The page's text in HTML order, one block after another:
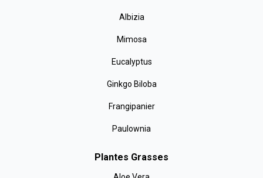
Albizia
Mimosa
Eucalyptus
Ginkgo Biloba
Frangipanier
Paulownia
Plantes Grasses